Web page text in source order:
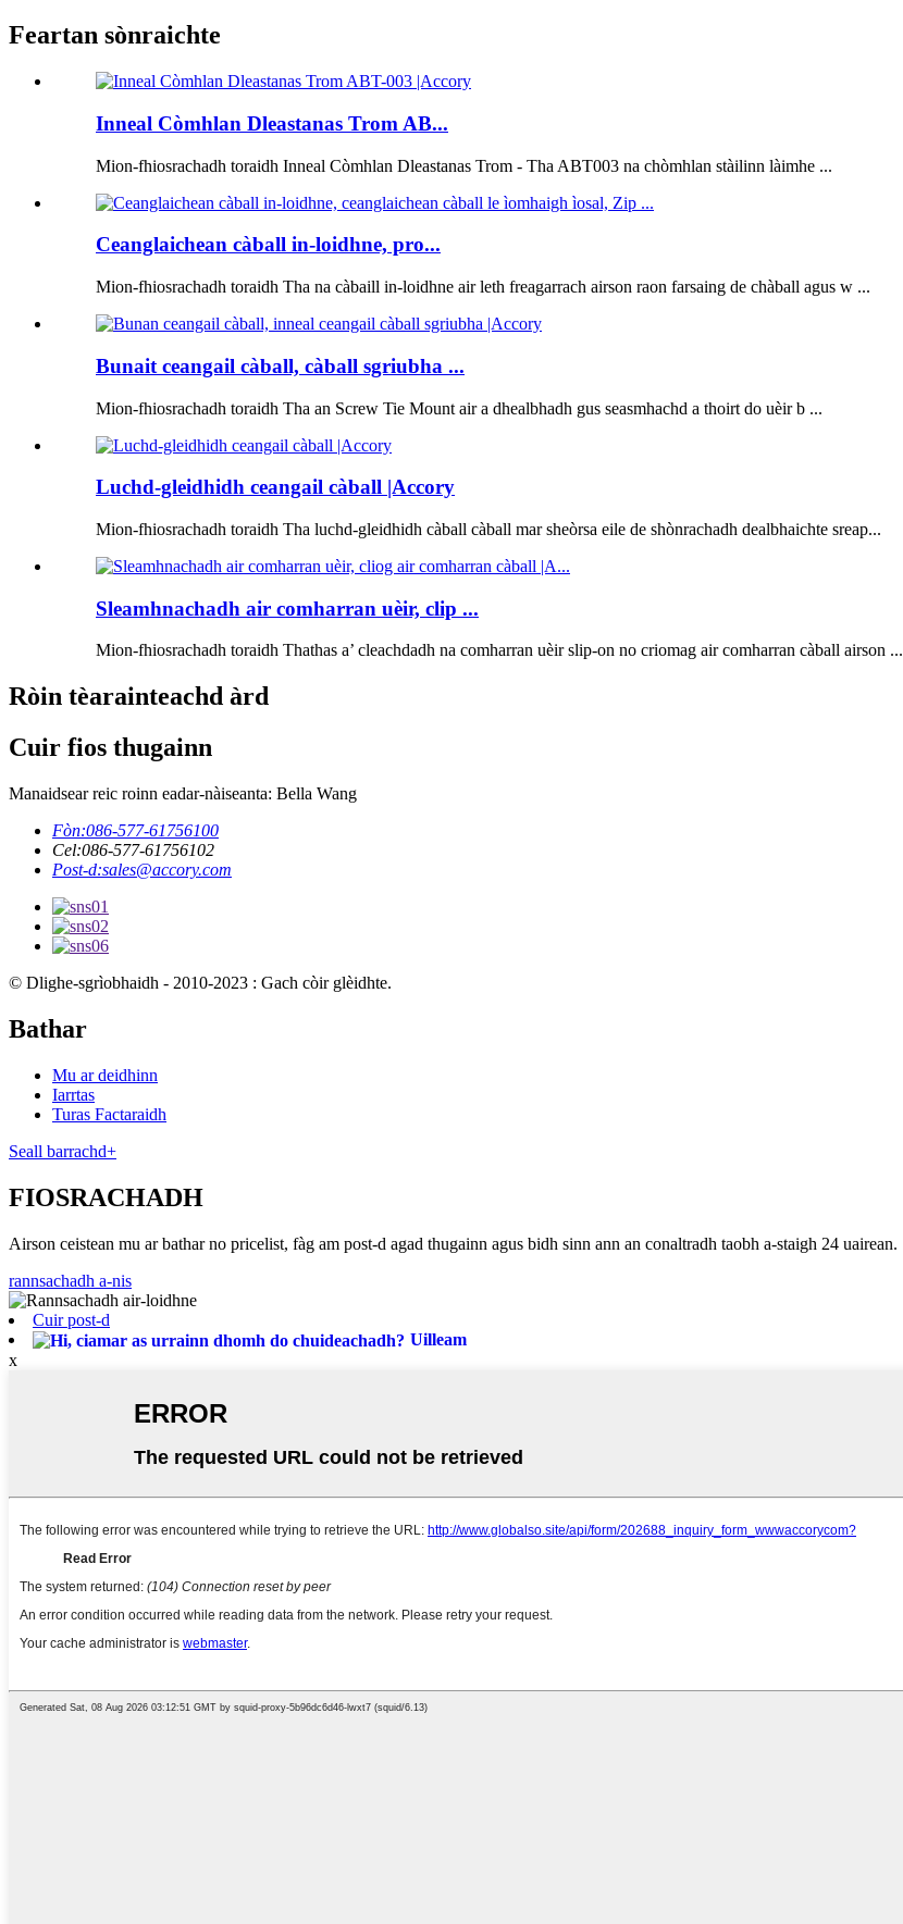
Feartan sònraichte
Inneal Còmhlan Dleastanas Trom AB...
Mion-fhiosrachadh toraidh Inneal Còmhlan Dleastanas Trom - Tha ABT003 na chòmhlan stàilinn làimhe ...
Ceanglaichean càball in-loidhne, pro...
Mion-fhiosrachadh toraidh Tha na càbaill in-loidhne air leth freagarrach airson raon farsaing de chàball agus w ...
Bunait ceangail càball, càball sgriubha ...
Mion-fhiosrachadh toraidh Tha an Screw Tie Mount air a dhealbhadh gus seasmhachd a thoirt do uèir b ...
Luchd-gleidhidh ceangail càball |Accory
Mion-fhiosrachadh toraidh Tha luchd-gleidhidh càball càball mar sheòrsa eile de shònrachadh dealbhaichte sreap...
Sleamhnachadh air comharran uèir, clip ...
Mion-fhiosrachadh toraidh Thathas a’ cleachdadh na comharran uèir slip-on no criomag air comharran càball airson ...
Ròin tèarainteachd àrd
Cuir fios thugainn
Manaidsear reic roinn eadar-nàiseanta: Bella Wang
Fòn:086-577-61756100
Cel:086-577-61756102
Post-d:sales@accory.com
© Dlighe-sgrìobhaidh - 2010-2023 : Gach còir glèidhte.
Bathar
Mu ar deidhinn
Iarrtas
Turas Factaraidh
Seall barrachd+
FIOSRACHADH
Airson ceistean mu ar bathar no pricelist, fàg am post-d agad thugainn agus bidh sinn ann an conaltradh taobh a-staigh 24 uairean.
rannsachadh a-nis
Cuir post-d
Uilleam
x